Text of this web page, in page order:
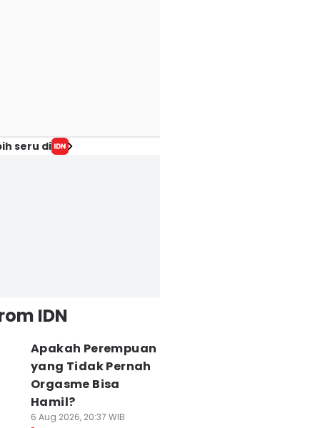
seru di
IDN
Apakah Perempuan
yang Tidak Pernah
Orgasme Bisa
Hamil?
6 Aug 2026, 20:37 WIB